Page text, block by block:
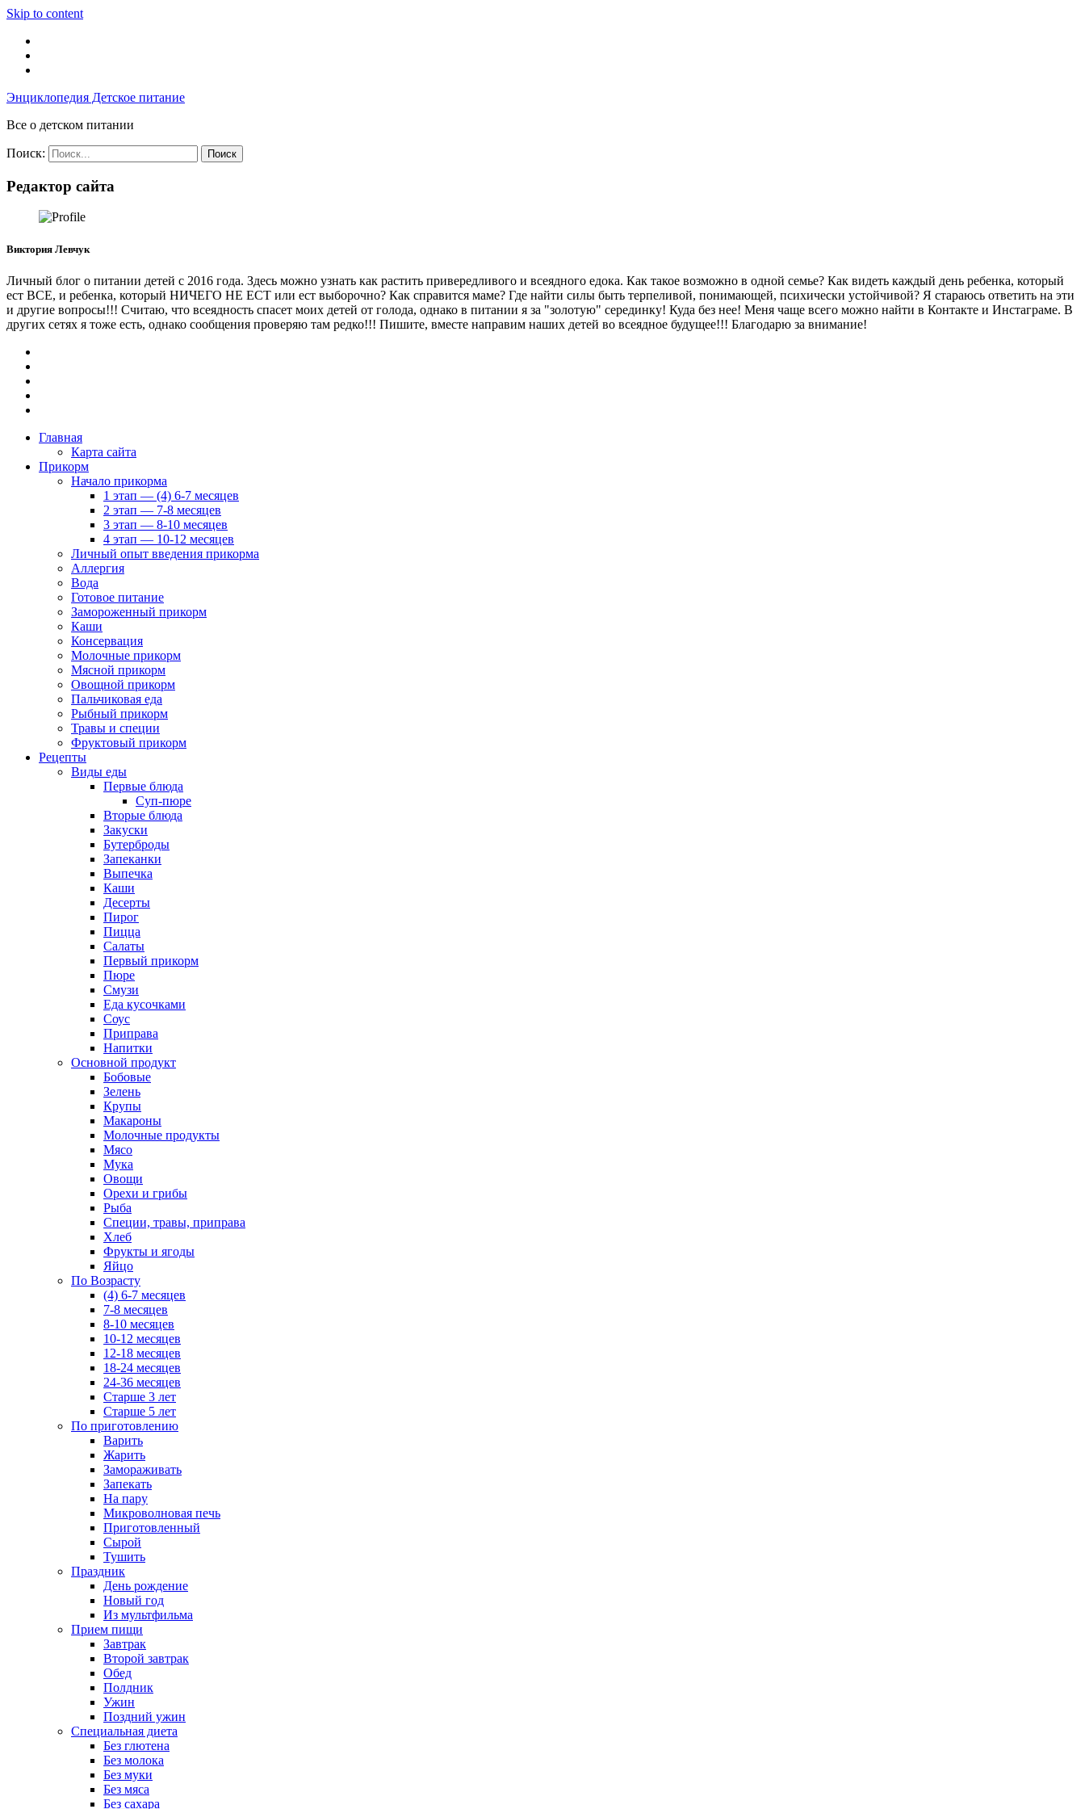
Skip to content
Энциклопедия Детское питание
Все о детском питании
Поиск:
Редактор сайта
Виктория Левчук
Личный блог о питании детей с 2016 года. Здесь можно узнать как растить привередливого и всеядного едока. Как такое возможно в одной семье? Как видеть каждый день ребенка, который
ест ВСЕ, и ребенка, который НИЧЕГО НЕ ЕСТ или ест выборочно? Как справится маме? Где найти силы быть терпеливой, понимающей, психически устойчивой? Я стараюсь ответить на эти
и другие вопросы!!! Считаю, что всеядность спасет моих детей от голода, однако в питании я за "золотую" серединку! Куда без нее! Меня чаще всего можно найти в Контакте и Инстаграме. В
других сетях я тоже есть, однако сообщения проверяю там редко!!! Пишите, вместе направим наших детей во всеядное будущее!!! Благодарю за внимание!
Главная
Карта сайта
Прикорм
Начало прикорма
1 этап — (4) 6-7 месяцев
2 этап — 7-8 месяцев
3 этап — 8-10 месяцев
4 этап — 10-12 месяцев
Личный опыт введения прикорма
Аллергия
Вода
Готовое питание
Замороженный прикорм
Каши
Консервация
Молочные прикорм
Мясной прикорм
Овощной прикорм
Пальчиковая еда
Рыбный прикорм
Травы и специи
Фруктовый прикорм
Рецепты
Виды еды
Первые блюда
Суп-пюре
Вторые блюда
Закуски
Бутерброды
Запеканки
Выпечка
Каши
Десерты
Пирог
Пицца
Салаты
Первый прикорм
Пюре
Смузи
Еда кусочками
Соус
Приправа
Напитки
Основной продукт
Бобовые
Зелень
Крупы
Макароны
Молочные продукты
Мясо
Мука
Овощи
Орехи и грибы
Рыба
Специи, травы, приправа
Хлеб
Фрукты и ягоды
Яйцо
По Возрасту
(4) 6-7 месяцев
7-8 месяцев
8-10 месяцев
10-12 месяцев
12-18 месяцев
18-24 месяцев
24-36 месяцев
Старше 3 лет
Старше 5 лет
По приготовлению
Варить
Жарить
Замораживать
Запекать
На пару
Микроволновая печь
Приготовленный
Сырой
Тушить
Праздник
День рождение
Новый год
Из мультфильма
Прием пищи
Завтрак
Второй завтрак
Обед
Полдник
Ужин
Поздний ужин
Специальная диета
Без глютена
Без молока
Без муки
Без мяса
Без сахара